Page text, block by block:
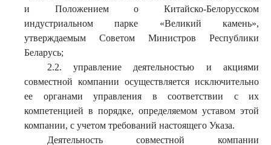
и Положением о Китайско-Белорусском
индустриальном парке «Великий камень»,
утверждаемым Советом Министров Республики
Беларусь;
2.2. управление деятельностью и акциями
совместной компании осуществляется исключительно
ее органами управления в соответствии с их
компетенцией в порядке, определяемом уставом этой
компании, с учетом требований настоящего Указа.
Деятельность совместной компании